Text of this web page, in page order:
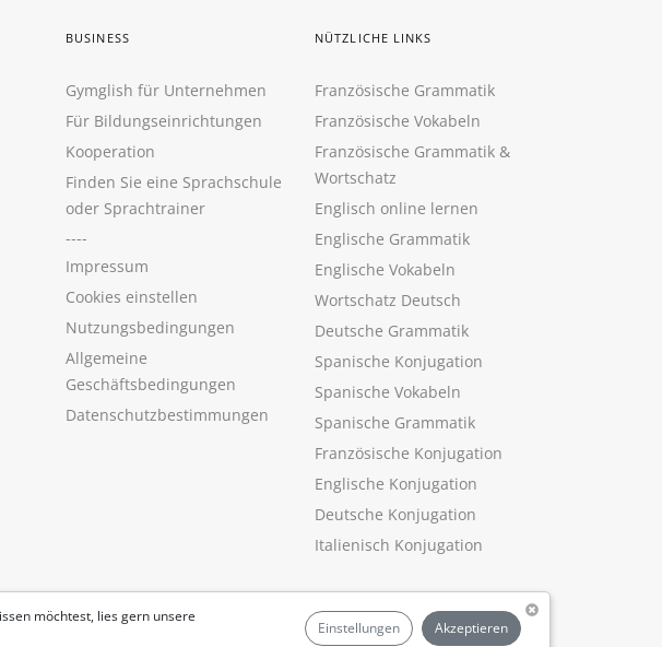
möchtest, lies gern unsere
Einstellungen Akzeptieren
BUSINESS
Gymglish für Unternehmen
Für Bildungseinrichtungen
Kooperation
Finden Sie eine Sprachschule
oder Sprachtrainer
----
Impressum
Cookies einstellen
Nutzungsbedingungen
Allgemeine
Geschäftsbedingungen
Datenschutzbestimmungen
NÜTZLICHE LINKS
Französische Grammatik
Französische Vokabeln
Französische Grammatik &
Wortschatz
Englisch online lernen
Englische Grammatik
Englische Vokabeln
Wortschatz Deutsch
Deutsche Grammatik
Spanische Konjugation
Spanische Vokabeln
Spanische Grammatik
Französische Konjugation
Englische Konjugation
Deutsche Konjugation
Italienisch Konjugation